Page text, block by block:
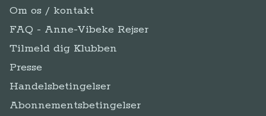
Om os / kontakt
FAQ - Anne-Vibeke Rejser
Tilmeld dig Klubben
Presse
Handelsbetingelser
Abonnementsbetingelser